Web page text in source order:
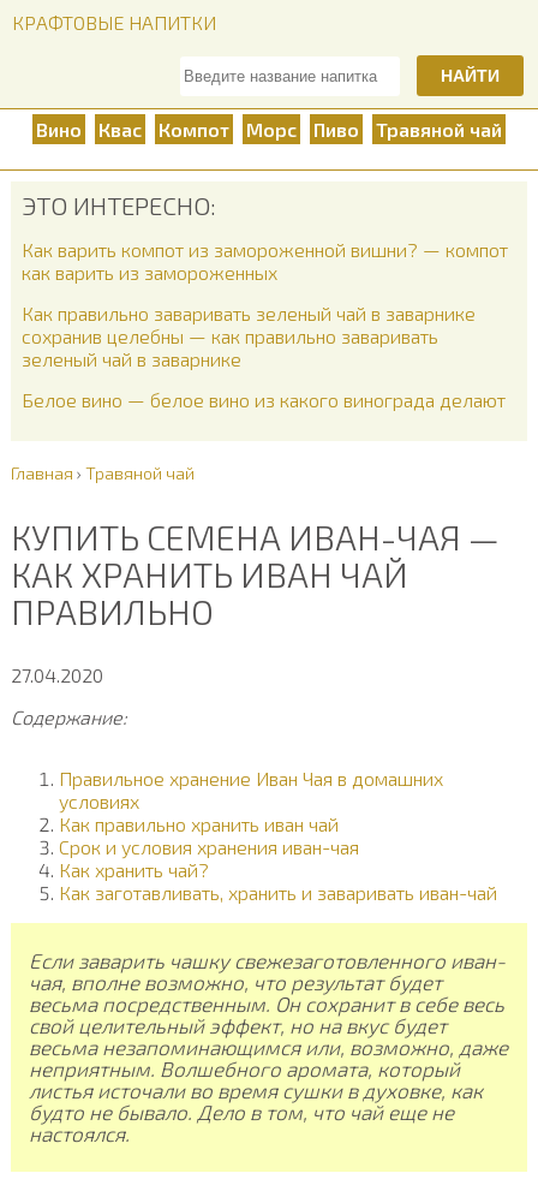
КРАФТОВЫЕ НАПИТКИ
НАЙТИ
Вино Квас Компот Морс Пиво Травяной чай
ЭТО ИНТЕРЕСНО:
Как варить компот из замороженной вишни? — компот
как варить из замороженных
Как правильно заваривать зеленый чай в заварнике
сохранив целебны — как правильно заваривать
зеленый чай в заварнике
Белое вино — белое вино из какого винограда делают
Главная › Травяной чай
КУПИТЬ СЕМЕНА ИВАН-ЧАЯ —
КАК ХРАНИТЬ ИВАН ЧАЙ
ПРАВИЛЬНО
27.04.2020
Содержание:
Правильное хранение Иван Чая в домашних
условиях
Как правильно хранить иван чай
Срок и условия хранения иван-чая
Как хранить чай?
Как заготавливать, хранить и заваривать иван-чай
Если заварить чашку свежезаготовленного иван-
чая, вполне возможно, что результат будет
весьма посредственным. Он сохранит в себе весь
свой целительный эффект, но на вкус будет
весьма незапоминающимся или, возможно, даже
неприятным. Волшебного аромата, который
листья источали во время сушки в духовке, как
будто не бывало. Дело в том, что чай еще не
настоялся.